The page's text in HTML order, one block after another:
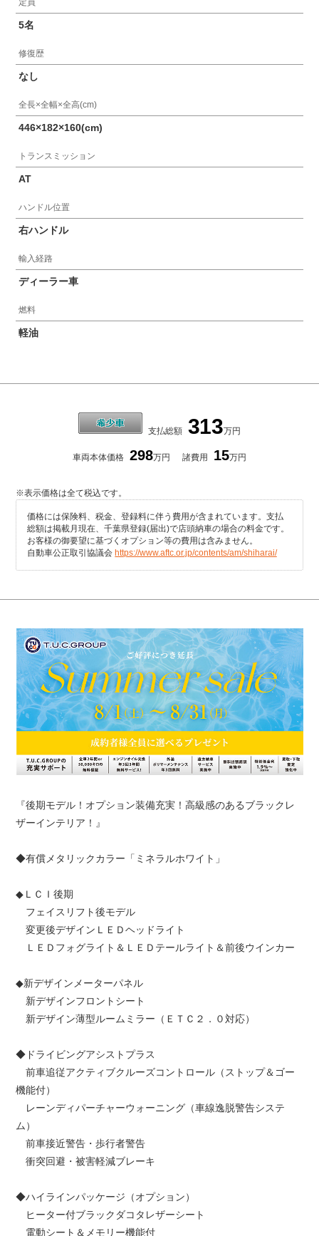
定員
5名
修復歴
なし
全長×全幅×全高(cm)
446×182×160(cm)
トランスミッション
AT
ハンドル位置
右ハンドル
輸入経路
ディーラー車
燃料
軽油
支払総額 313万円
車両本体価格 298万円 諸費用 15万円
※表示価格は全て税込です。
価格には保険料、税金、登録料に伴う費用が含まれています。支払
総額は掲載月現在、千葉県登録(届出)で店頭納車の場合の料金です。
お客様の御要望に基づくオプション等の費用は含みません。
自動車公正取引協議会 https://www.aftc.or.jp/contents/am/shiharai/
『後期モデル！オプション装備充実！高級感のあるブラックレ
ザーインテリア！』
◆有償メタリックカラー「ミネラルホワイト」
◆ＬＣＩ後期
フェイスリフト後モデル
変更後デザインＬＥＤヘッドライト
ＬＥＤフォグライト＆ＬＥＤテールライト＆前後ウインカー
◆新デザインメーターパネル
新デザインフロントシート
新デザイン薄型ルームミラー（ＥＴＣ２．０対応）
◆ドライビングアシストプラス
前車追従アクティブクルーズコントロール（ストップ＆ゴー
機能付）
レーンディパーチャーウォーニング（車線逸脱警告システ
ム）
前車接近警告・歩行者警告
衝突回避・被害軽減ブレーキ
◆ハイラインパッケージ（オプション）
ヒーター付ブラックダコタレザーシート
電動シート＆メモリー機能付